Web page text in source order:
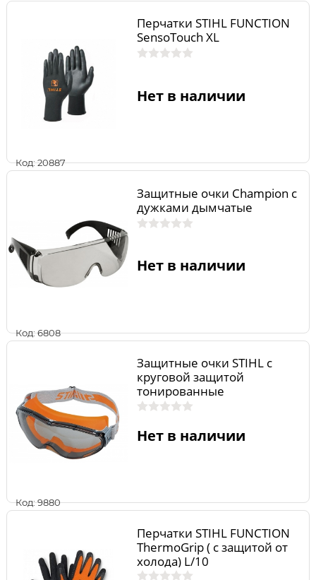
Код: 20887
Перчатки STIHL FUNCTION
SensoTouch XL
Нет в наличии
Код: 6808
Защитные очки Champion с
дужками дымчатые
Нет в наличии
Код: 9880
Защитные очки STIHL с
круговой защитой
тонированные
00008840323
Нет в наличии
Перчатки STIHL FUNCTION
ThermoGrip ( с защитой от
холода) L/10